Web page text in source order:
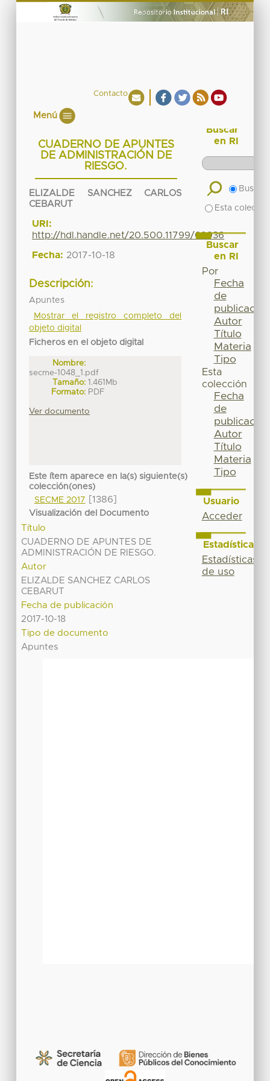
Contacto
Menú
CUADERNO DE APUNTES
DE ADMINISTRACIÓN DE
RIESGO.
ELIZALDE SANCHEZ CARLOS
CEBARUT
URI:
http://hdl.handle.net/20.500.11799/69936
Fecha: 2017-10-18
Descripción:
Apuntes
Mostrar el registro completo del
objeto digital
Ficheros en el objeto digital
Nombre:
secme-1048_1.pdf
Tamaño: 1.461Mb
Formato: PDF
Ver documento
Este ítem aparece en la(s) siguiente(s)
colección(ones)
SECME 2017
[1386]
Visualización del Documento
Título
CUADERNO DE APUNTES DE
ADMINISTRACIÓN DE RIESGO.
Autor
ELIZALDE SANCHEZ CARLOS
CEBARUT
Fecha de publicación
2017-10-18
Tipo de documento
Apuntes
Buscar
en RI
Buscar
Esta
Buscar
en RI
Por
Fecha
de
publicación
Autor
Título
Materia
Tipo
Esta
colección
Fecha
de
publicación
Autor
Título
Materia
Tipo
Usuario
Acceder
Estadísticas
Estadísticas
de uso